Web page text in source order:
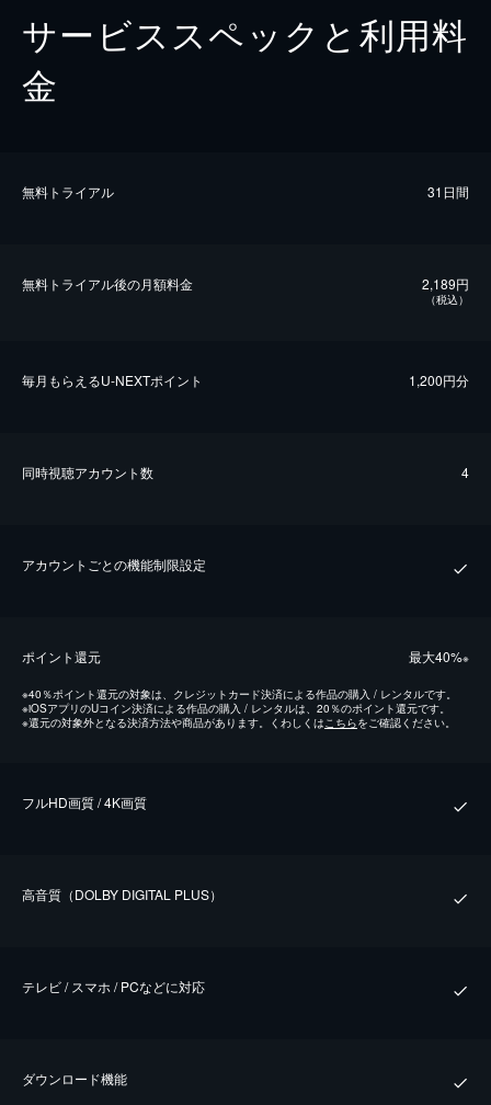
サービススペックと利用料
金
無料トライアル 31日間
無料トライアル後の⽉額料金 2,189円
（税込）
毎⽉もらえるU-NEXTポイント 1,200円分
同時視聴アカウント数 4
アカウントごとの機能制限設定
ポイント還元 最⼤40%※
※40％ポイント還元の対象は、クレジットカード決済による作品の購入 / レンタルです。
※iOSアプリのUコイン決済による作品の購入 / レンタルは、20％のポイント還元です。
※還元の対象外となる決済方法や商品があります。くわしくはこちらをご確認ください。
フルHD画質 / 4K画質
⾼⾳質（DOLBY DIGITAL PLUS）
テレビ / スマホ / PCなどに対応
ダウンロード機能